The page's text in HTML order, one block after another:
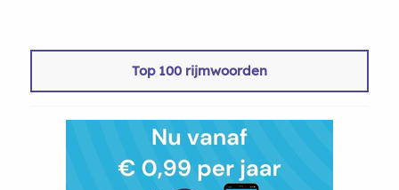
Top 100 rijmwoorden